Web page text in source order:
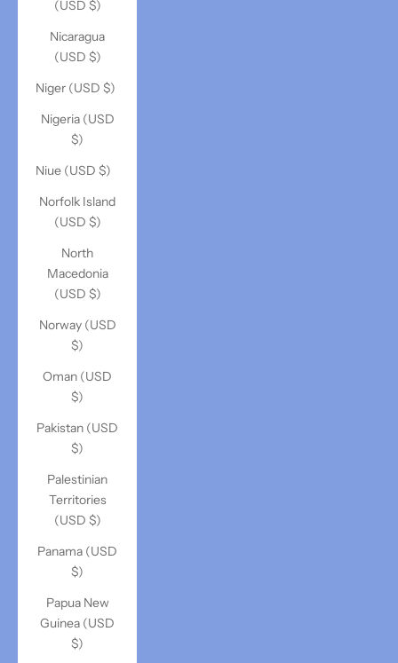
(USD $)
Nicaragua
(USD $)
Niger (USD $)
Nigeria (USD
$)
Niue (USD $)
Norfolk Island
(USD $)
North
Macedonia
(USD $)
Norway (USD
$)
Oman (USD
$)
Pakistan (USD
$)
Palestinian
Territories
(USD $)
Panama (USD
$)
Papua New
Guinea (USD
$)